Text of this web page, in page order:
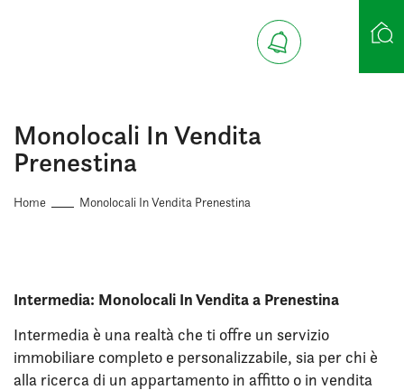
Monolocali In Vendita
Prenestina
Home Monolocali In Vendita Prenestina
Intermedia: Monolocali In Vendita a Prenestina
Intermedia è una realtà che ti offre un servizio
immobiliare completo e personalizzabile, sia per chi è
alla ricerca di un appartamento in affitto o in vendita